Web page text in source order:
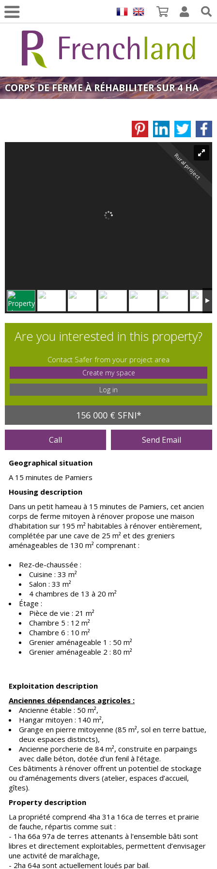
CORPS DE FERME À RÉHABILITER SUR 4 HA
Rural project
Are you interested in this property?
Contact Safer from your project area
Create my space
Log in
156 000 € SFNI*
Call Send Email
Geographical situation
A 15 minutes de Pamiers
Housing description
Dans un petit hameau à 15 minutes de Pamiers, cet ancien
corps de ferme mitoyen à rénover propose une maison
d'habitation sur 195 m² habitables à rénover entièrement,
complétée par une cave de 25 m² et des greniers
aménageables de 130 m² comprenant :
Rez-de-chaussée :
Cuisine : 33 m²
Salon : 33 m²
4 chambres de 13 à 20 m²
Étage :
Pièce de vie : 21 m²
Chambre 5 : 12 m²
Chambre 6 : 10 m²
Grenier aménageable 1 : 50 m²
Grenier aménageable 2 : 80 m²
Exploitation description
Anciennes dépendances agricoles :
Ancienne étable : 50 m²,
Hangar mitoyen : 140 m²,
Grange en pierre mitoyenne (85 m², sol en terre battue,
deux espaces distincts),
Ancienne porcherie de 84 m², construite en parpaings
avec dalle béton, dotée d’un fenil à l’étage.
Ces bâtiments à rénover offrent un potentiel de stockage
ou d’aménagements divers (atelier, espaces d’accueil,
gîtes).
Property description
La propriété comprend 4ha 31a 16ca de terres et prairie
de fauche, répartis comme suit :
- 1ha 66a 97a de terres attenants à l'ensemble bâti sont
libres et directement exploitables, permettent d’envisager
une activité de maraîchage,
- 2ha 64a sont actuellement loués par bail.